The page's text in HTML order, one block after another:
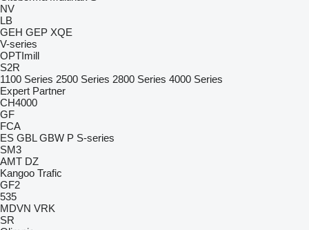
NV
LB
GEH GEP XQE
V-series
OPTImill
S2R
1100 Series 2500 Series 2800 Series 4000 Series
Expert Partner
CH4000
GF
FCA
ES GBL GBW P S-series
SM3
AMT DZ
Kangoo Trafic
GF2
535
MDVN VRK
SR